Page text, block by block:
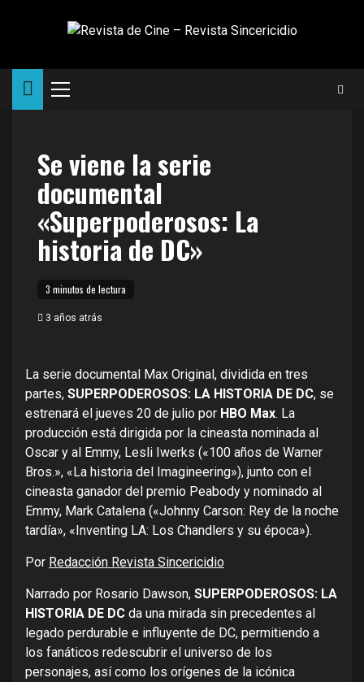
Menú
Se viene la serie
documental
«Superpoderosos: La
historia de DC»
3 minutos de lectura
3 años atrás
La serie documental Max Original, dividida en tres
partes, SUPERPODEROSOS: LA HISTORIA DE DC, se
estrenará el jueves 20 de julio por HBO Max. La
producción está dirigida por la cineasta nominada al
Oscar y al Emmy, Lesli Iwerks («100 años de Warner
Bros.», «La historia del Imagineering»), junto con el
cineasta ganador del premio Peabody y nominado al
Emmy, Mark Catalena («Johnny Carson: Rey de la noche
tardía», «Inventing LA: Los Chandlers y su época»).
Por Redacción Revista Sincericidio
Narrado por Rosario Dawson, SUPERPODEROSOS: LA
HISTORIA DE DC da una mirada sin precedentes al
legado perdurable e influyente de DC, permitiendo a
los fanáticos redescubrir el universo de los
personajes, así como los orígenes de la icónica